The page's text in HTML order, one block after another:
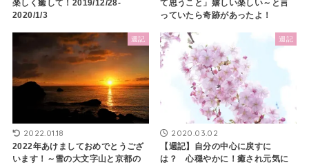
楽しく癒して！2019/12/28-
2020/1/3
て思うこと」嬉しい楽しい～と言
っていたら奇跡があったよ！
週記
2022.01.18
2022年あけましておめでとうござ
います！～雪の大文字山と京都の
週記
2020.03.02
【週記】自分の中心に戻すに
は？ 心穏やかに！癒され元気に